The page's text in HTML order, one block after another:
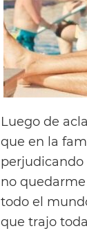
Luego de
que en la
perjudicando
no
todo el
que trajo